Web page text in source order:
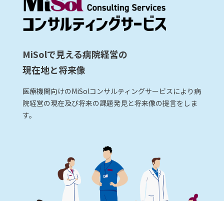
MiSolで見える病院経営の
現在地と将来像
医療機関向けのMiSolコンサルティングサービスにより病
院経営の現在及び将来の課題発見と将来像の提言をしま
す。